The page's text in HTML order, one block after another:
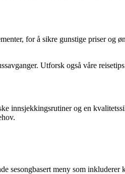
for å sikre gunstige priser
Utforsk også våre
innsjekkingsrutiner og en
sesongbasert meny som inkluderer